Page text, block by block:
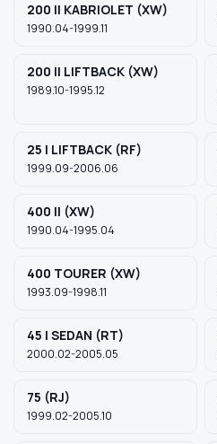
200 II KABRIOLET (XW)
1990.04-1999.11
200 II LIFTBACK (XW)
1989.10-1995.12
25 I LIFTBACK (RF)
1999.09-2006.06
400 II (XW)
1990.04-1995.04
400 TOURER (XW)
1993.09-1998.11
45 I SEDAN (RT)
2000.02-2005.05
75 (RJ)
1999.02-2005.10